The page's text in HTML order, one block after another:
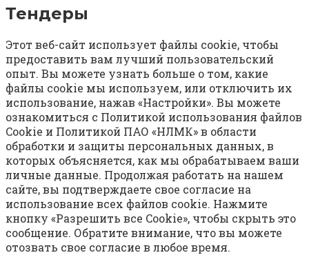
Тендеры
Этот веб-сайт использует файлы cookie, чтобы
предоставить вам лучший пользовательский
опыт. Вы можете узнать больше о том, какие
файлы cookie мы используем, или отключить их
использование, нажав «Настройки». Вы можете
ознакомиться с Политикой использования файлов
Cookie и Политикой ПАО «НЛМК» в области
обработки и защиты персональных данных, в
которых объясняется, как мы обрабатываем ваши
личные данные. Продолжая работать на нашем
сайте, вы подтверждаете свое согласие на
использование всех файлов cookie. Нажмите
кнопку «Разрешить все Cookie», чтобы скрыть это
сообщение. Обратите внимание, что вы можете
отозвать свое согласие в любое время.